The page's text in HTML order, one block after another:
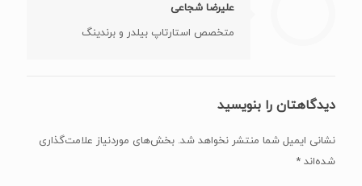
علیرضا شجاعی
متخصص استارتاپ بیلدر و برندینگ
دیدگاهتان را بنویسید
نشانی ایمیل شما منتشر نخواهد شد. بخش‌های موردنیاز علامت‌گذاری
شده‌اند *